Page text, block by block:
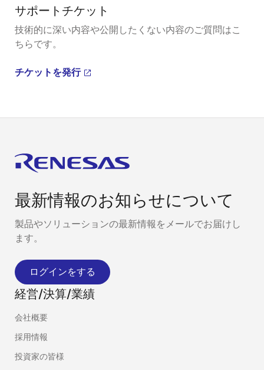
サポートチケット
技術的に深い内容や公開したくない内容のご質問はこ
ちらです。
チケットを発行
最新情報のお知らせについて
製品やソリューションの最新情報をメールでお届けし
ます。
ログインをする
経営/決算/業績
会社概要
採用情報
投資家の皆様